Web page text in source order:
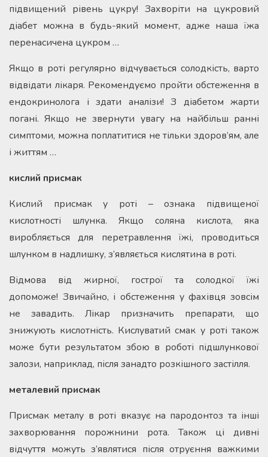
підвищений рівень цукру! Захворіти на цукровий
діабет можна в будь-який момент, адже наша їжа
перенасичена цукром …
Якщо в роті регулярно відчувається солодкість, варто
відвідати лікаря. Рекомендуємо пройти обстеження в
ендокринолога і здати аналізи! З діабетом жарти
погані. Якщо не звернути увагу на найбільш ранні
симптоми, можна поплатитися не тільки здоров’ям, але
і життям …
кислий присмак
Кислий присмак у роті – ознака підвищеної
кислотності шлунка. Якщо соляна кислота, яка
виробляється для перетравлення їжі, проводиться
шлунком в надлишку, з’являється кислятина в роті.
Відмова від жирної, гострої та солодкої їжі
допоможе! Звичайно, і обстеження у фахівця зовсім
не завадить. Лікар призначить препарати, що
знижують кислотність. Кислуватий смак у роті також
може бути результатом збою в роботі підшлункової
залози, наприклад, після занадто розкішного застілля.
металевий присмак
Присмак металу в роті вказує на пародонтоз та інші
захворювання порожнини рота. Також ці дивні
відчуття можуть з’являтися після отруєння важкими